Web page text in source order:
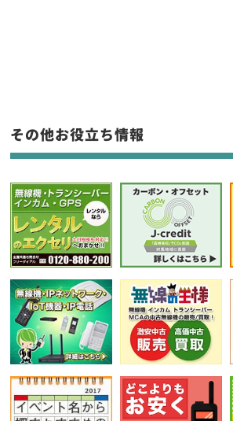
フリーワード入力(製品名等)
選択条件をリセット
その他お役立ち情報